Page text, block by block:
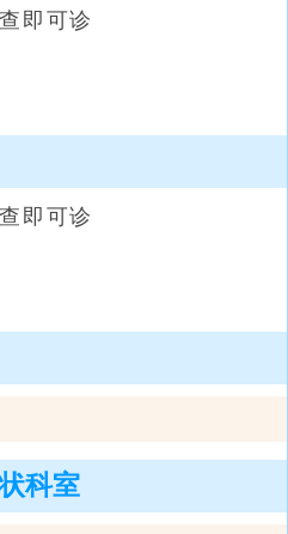
即可诊
即可诊
科室